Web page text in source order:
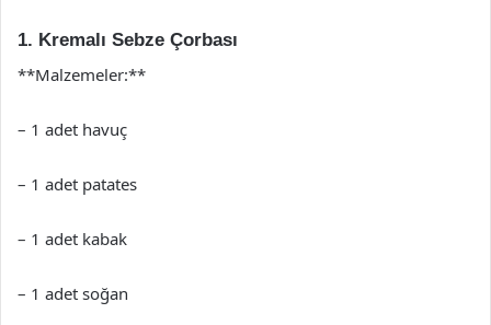
1. Kremalı Sebze Çorbası
**Malzemeler:**
– 1 adet havuç
– 1 adet patates
– 1 adet kabak
– 1 adet soğan